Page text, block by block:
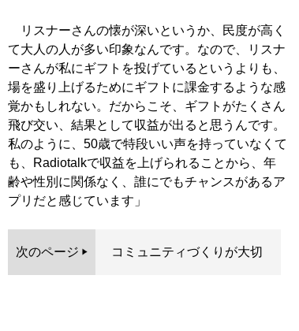
リスナーさんの懐が深いというか、民度が高く
て大人の人が多い印象なんです。なので、リスナ
ーさんが私にギフトを投げているというよりも、
場を盛り上げるためにギフトに課金するような感
覚かもしれない。だからこそ、ギフトがたくさん
飛び交い、結果として収益が出ると思うんです。
私のように、50歳で特段いい声を持っていなくて
も、Radiotalkで収益を上げられることから、年
齢や性別に関係なく、誰にでもチャンスがあるア
プリだと感じています」
次のページ コミュニティづくりが大切